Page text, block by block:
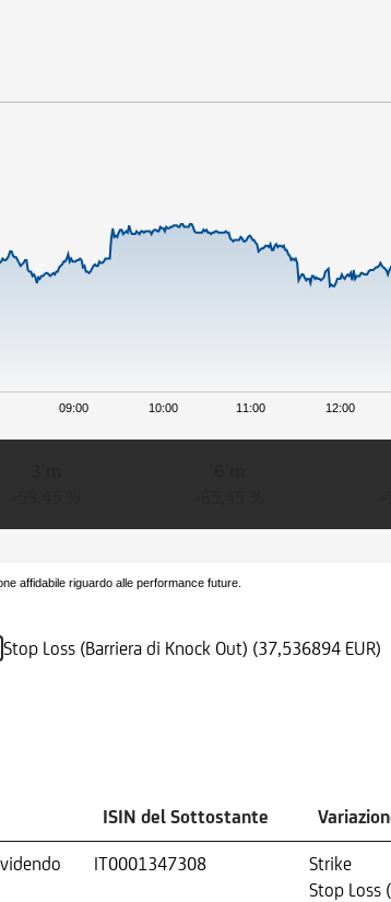
09:00 10:00 11:00 12:00
affidabile riguardo alle performance future.
Stop Loss (Barriera di Knock Out) (37,536894 EUR)
ISIN del Sottostante
IT0001347308
Strike
Stop Loss